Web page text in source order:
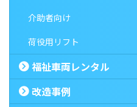
介助者向け
荷役用リフト
福祉車両レンタル
改造事例